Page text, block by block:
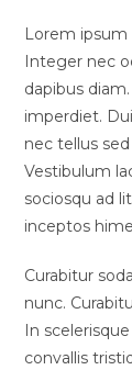
Lorem
Integer nec
dapibus
imperdiet.
nec tellus
Vestibulum
sociosqu ad
inceptos
Curabitur
nunc.
In
convallis